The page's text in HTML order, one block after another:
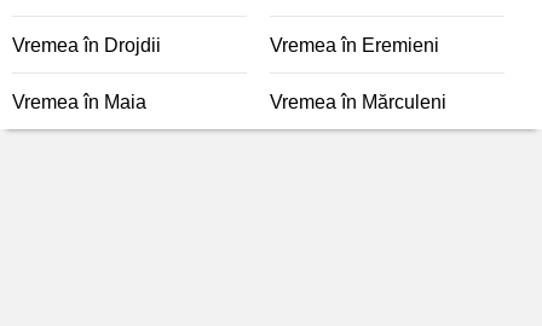
Vremea în Drojdii Vremea în Eremieni
Vremea în Maia Vremea în Mărculeni